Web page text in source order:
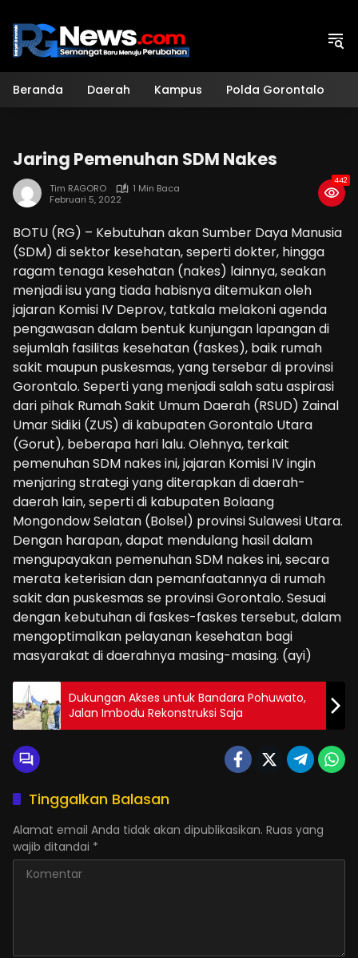
konten
Beranda Daerah Kampus Polda Gorontalo
Jaring Pemenuhan SDM Nakes
Tim RAGORO
1 Min Baca
Februari 5, 2022
442
BOTU (RG) – Kebutuhan akan Sumber Daya Manusia
(SDM) di sektor kesehatan, seperti dokter, hingga
ragam tenaga kesehatan (nakes) lainnya, seakan
menjadi isu yang tiada habisnya ditemukan oleh
jajaran Komisi IV Deprov, tatkala melakoni agenda
pengawasan dalam bentuk kunjungan lapangan di
sejumlah fasilitas kesehatan (faskes), baik rumah
sakit maupun puskesmas, yang tersebar di provinsi
Gorontalo. Seperti yang menjadi salah satu aspirasi
dari pihak Rumah Sakit Umum Daerah (RSUD) Zainal
Umar Sidiki (ZUS) di kabupaten Gorontalo Utara
(Gorut), beberapa hari lalu. Olehnya, terkait
pemenuhan SDM nakes ini, jajaran Komisi IV ingin
menjaring strategi yang diterapkan di daerah-
daerah lain, seperti di kabupaten Bolaang
Mongondow Selatan (Bolsel) provinsi Sulawesi Utara.
Dengan harapan, dapat mendulang hasil dalam
mengupayakan pemenuhan SDM nakes ini, secara
merata keterisian dan pemanfaatannya di rumah
sakit dan puskesmas se provinsi Gorontalo. Sesuai
dengan kebutuhan di faskes-faskes tersebut, dalam
mengoptimalkan pelayanan kesehatan bagi
masyarakat di daerahnya masing-masing. (ayi)
Dukungan Akses untuk Bandara Pohuwato,
Jalan Imbodu Rekonstruksi Saja
Tinggalkan Balasan
Alamat email Anda tidak akan dipublikasikan. Ruas yang
wajib ditandai *